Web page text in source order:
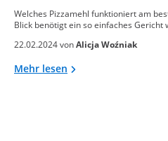
Welches Pizzamehl funktioniert am
Blick benötigt ein so einfaches Gericht
22.02.2024 vonAlicja Woźniak
Mehr lesen